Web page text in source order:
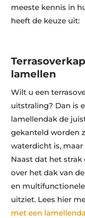
meeste kennis in
heeft de keuze uit:
lamellen
Wilt u een
uitstraling? Dan is
lamellendak de
gekanteld worden
waterdicht is,
Naast dat het
over het dak van
en
uitziet. Lees hier
met een